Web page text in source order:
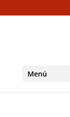
Menú